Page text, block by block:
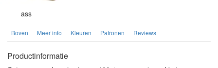
ass
Boven Meer info Kleuren Patronen Reviews
Productinformatie